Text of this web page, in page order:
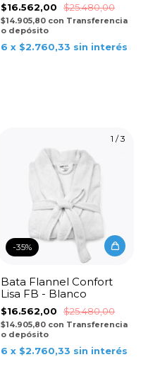
$16.562,00 $25.480,00
$14.905,80 con Transferencia
o depósito
6 x $2.760,33 sin interés
1 /3
-35%
Bata Flannel Confort
Lisa FB - Blanco
$16.562,00 $25.480,00
$14.905,80 con Transferencia
o depósito
6 x $2.760,33 sin interés